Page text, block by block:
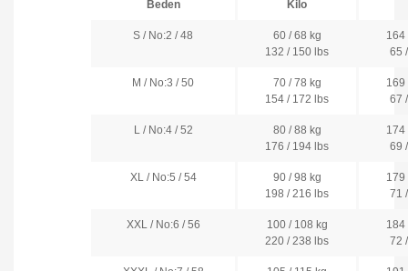
Beden Kilo
S / No:2 / 48
60 / 68 kg
132 / 150 lbs
164
65
M / No:3 / 50
70 / 78 kg
154 / 172 lbs
169
67
L / No:4 / 52
80 / 88 kg
176 / 194 lbs
174
69
XL / No:5 / 54
90 / 98 kg
198 / 216 lbs
179
71
XXL / No:6 / 56
100 / 108 kg
220 / 238 lbs
184
72